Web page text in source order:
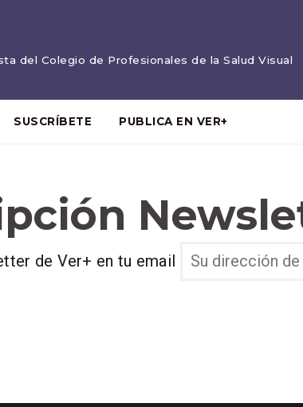
del Colegio de Profesionales de la Salud Visual
SUSCRÍBETE PUBLICA EN VER+
de Ver+ en tu email